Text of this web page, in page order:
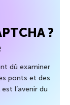
?
dû examiner
ponts et des
l’avenir du